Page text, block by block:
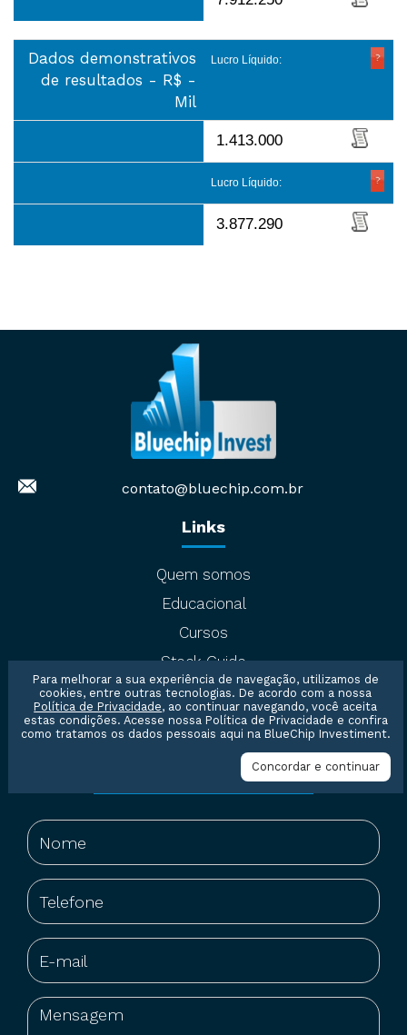
Dados demonstrativos
de resultados - R$ -
Mil
Lucro Líquido:
1.413.000
Lucro Líquido:
3.877.290
contato@bluechip.com.br
Links
Quem somos
Educacional
Cursos
Stock Guide
Entre em contato conosco
Para melhorar a sua experiência de navegação, utilizamos de
cookies, entre outras tecnologias. De acordo com a nossa
Política de Privacidade, ao continuar navegando, você aceita
estas condições. Acesse nossa Política de Privacidade e confira
como tratamos os dados pessoais aqui na BlueChip Investiment.
Concordar e continuar